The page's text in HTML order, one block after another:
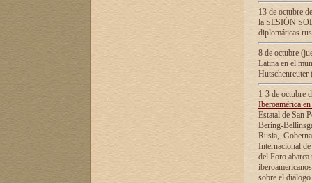
13 de octubre
la SESIÓN
diplomáticas
8 de octubre
Latina en el
1-3 de octubre
Iberoamérica
Estatal de San
Bering-
Rusia,
Internacional
del Foro
sobre el